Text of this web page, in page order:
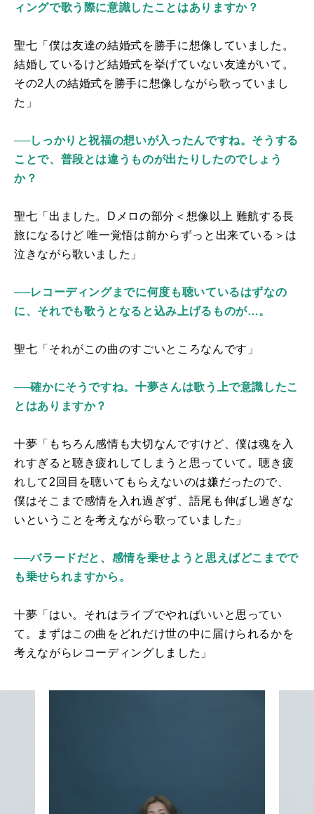
ィングで歌う際に意識したことはありますか？
聖七「僕は友達の結婚式を勝手に想像していました。
結婚しているけど結婚式を挙げていない友達がいて。
その2人の結婚式を勝手に想像しながら歌っていまし
た」
──しっかりと祝福の想いが入ったんですね。そうする
ことで、普段とは違うものが出たりしたのでしょう
か？
聖七「出ました。 D メロの部分＜想像以上 難航する⻑
旅になるけど 唯⼀覚悟は前からずっと出来ている＞は
泣きながら歌いました」
──レコーディングまでに何度も聴いているはずなの
に、それでも歌うとなると込み上げるものが…。
聖七「それがこの曲のすごいところなんです」
──確かにそうですね。十夢さんは歌う上で意識したこ
とはありますか？
十夢「もちろん感情も大切なんですけど、僕は魂を入
れすぎると聴き疲れしてしまうと思っていて。聴き疲
れして2回目を聴いてもらえないのは嫌だったので、
僕はそこまで感情を入れ過ぎず、語尾も伸ばし過ぎな
いということを考えながら歌っていました」
──バラードだと、感情を乗せようと思えばどこまでで
も乗せられますから。
十夢「はい。それはライブでやればいいと思ってい
て。まずはこの曲をどれだけ世の中に届けられるかを
考えながらレコーディングしました」